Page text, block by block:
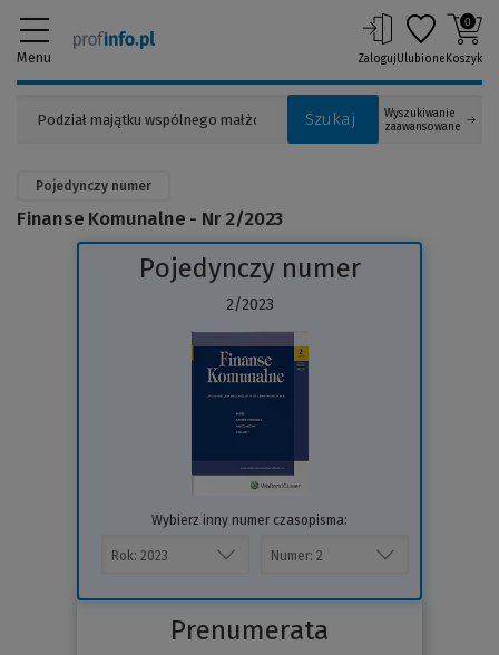
Menu
Szukaj
Wyszukiwanie
zaawansowane
ZalogujUlubione
0
Koszyk
Pojedynczy numer
Finanse Komunalne - Nr 2/2023
Pojedynczy numer
2/2023
do
Wybierz inny numer czasopisma:
Prenumerata